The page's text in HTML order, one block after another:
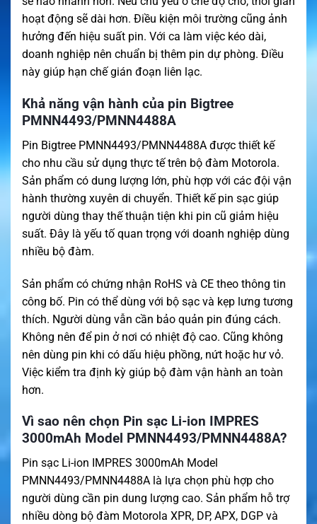
hoạt động sẽ dài hơn. Điều kiện môi trường cũng ảnh
hưởng đến hiệu suất pin. Với ca làm việc kéo dài,
doanh nghiệp nên chuẩn bị thêm pin dự phòng. Điều
này giúp hạn chế gián đoạn liên lạc.
Khả năng vận hành của pin Bigtree
PMNN4493/PMNN4488A
Pin Bigtree PMNN4493/PMNN4488A được thiết kế
cho nhu cầu sử dụng thực tế trên bộ đàm Motorola.
Sản phẩm có dung lượng lớn, phù hợp với các đội vận
hành thường xuyên di chuyển. Thiết kế pin sạc giúp
người dùng thay thế thuận tiện khi pin cũ giảm hiệu
suất. Đây là yếu tố quan trọng với doanh nghiệp dùng
nhiều bộ đàm.
Sản phẩm có chứng nhận RoHS và CE theo thông tin
công bố. Pin có thể dùng với bộ sạc và kẹp lưng tương
thích. Người dùng vẫn cần bảo quản pin đúng cách.
Không nên để pin ở nơi có nhiệt độ cao. Cũng không
nên dùng pin khi có dấu hiệu phồng, nứt hoặc hư vỏ.
Việc kiểm tra định kỳ giúp bộ đàm vận hành an toàn
hơn.
Vì sao nên chọn Pin sạc Li-ion IMPRES
3000mAh Model PMNN4493/PMNN4488A?
Pin sạc Li-ion IMPRES 3000mAh Model
PMNN4493/PMNN4488A là lựa chọn phù hợp cho
người dùng cần pin dung lượng cao. Sản phẩm hỗ trợ
nhiều dòng bộ đàm Motorola XPR, DP, APX, DGP và